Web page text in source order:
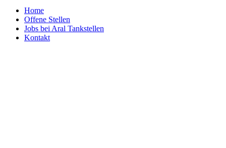
Home
Offene Stellen
Jobs bei Aral Tankstellen
Kontakt